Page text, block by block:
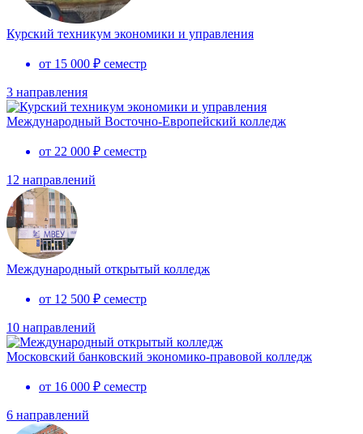
Курский техникум экономики и управления
от 15 000 ₽ семестр
3 направления
Международный Восточно-Европейский колледж
от 22 000 ₽ семестр
12 направлений
Международный открытый колледж
от 12 500 ₽ семестр
10 направлений
Московский банковский экономико-правовой колледж
от 16 000 ₽ семестр
6 направлений